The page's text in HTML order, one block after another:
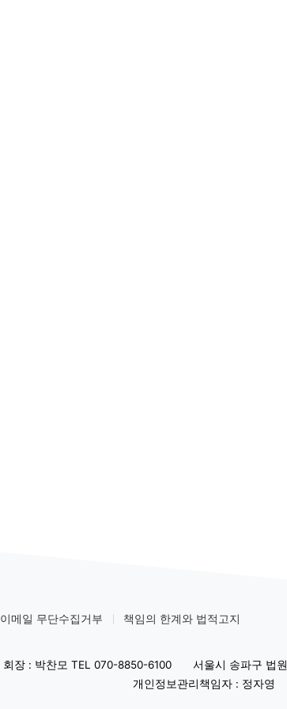
이메일 무단수집거부 책임의 한계와 법적고지
회장 : 박찬모 TEL 070-8850-6100 서울시 송파구 법
개인정보관리책임자 : 정자영